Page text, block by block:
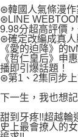
５．嚴禁一人註冊
恩沛科技股份有限
⊛韓國人氣條漫作
⊛LINE
9.98分超高評價，
⊛確定改編成真人
《愛的迫降》的
《哲仁皇后》申
播即引爆話題！
⊛第1、2集同步上
下一生，我也想
甜到牙疼!!超越輪
史上最會撩人的